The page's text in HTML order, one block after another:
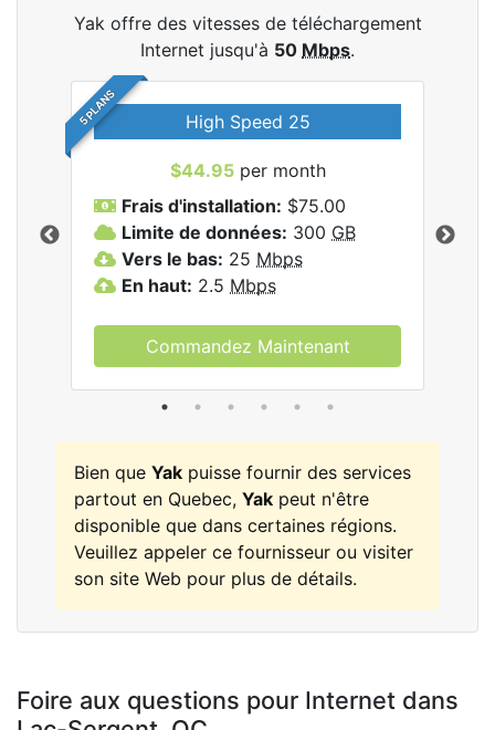
Yak offre des vitesses de téléchargement
Internet jusqu'à 50 Mbps.
5 PLANS High Speed 25
$44.95per month
Frais d'installation: $75.00
Limite de données: 300 GB
Vers le bas: 25 Mbps
En haut: 2.5 Mbps
Commandez Maintenant
Bien que Yak puisse fournir des services
partout en Quebec, Yak peut n'être
disponible que dans certaines régions.
Veuillez appeler ce fournisseur ou visiter
son site Web pour plus de détails.
Foire aux questions pour Internet dans